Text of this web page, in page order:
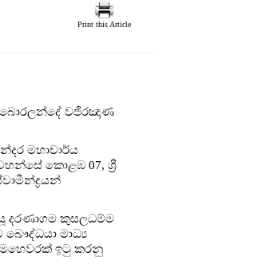
Print this Article
බොරලන්දේ වජිරඤාණ
මහාචාර්ය
කොළඹ 07, ශ්‍රී
දරණාගම කුසලධම්ම
මාධ්‍ය
ඉටු කරනු